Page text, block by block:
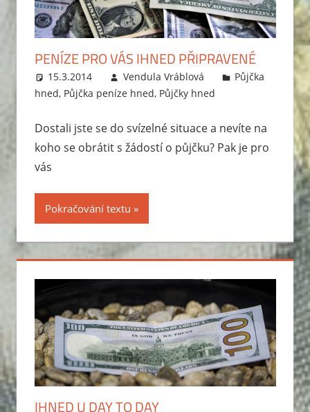
PENÍZE PRO VÁS IHNED PŘIPRAVENÉ
15.3.2014 Vendula Vráblová
Půjčka
hned, Půjčka peníze hned, Půjčky hned
Dostali jste se do svízelné situace a nevíte na
koho se obrátit s žádostí o půjčku? Pak je pro
vás
Pokračování textu
IHNED U DAY TO DAY